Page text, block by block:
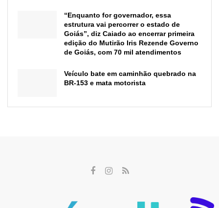
“Enquanto for governador, essa
estrutura vai percorrer o estado de
Goiás”, diz Caiado ao encerrar primeira
edição do Mutirão Iris Rezende Governo
de Goiás, com 70 mil atendimentos
Veículo bate em caminhão quebrado na
BR-153 e mata motorista